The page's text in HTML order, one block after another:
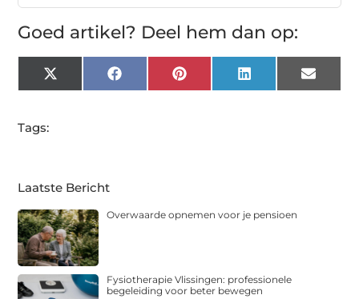
Goed artikel? Deel hem dan op:
X
(Twitter)
FacebookPinterest LinkedIn Email
Tags:
Laatste Bericht
Overwaarde opnemen voor je pensioen
Fysiotherapie Vlissingen: professionele
begeleiding voor beter bewegen